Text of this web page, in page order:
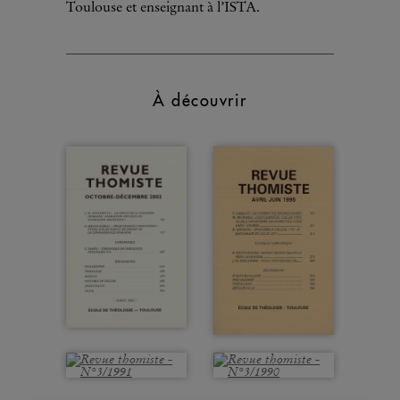
Toulouse et enseignant à l’ISTA.
À découvrir